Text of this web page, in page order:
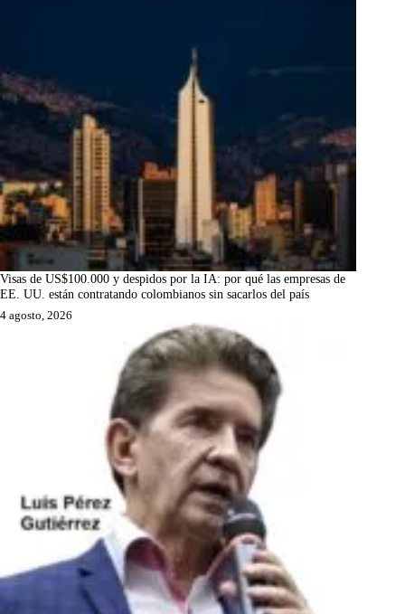
Visas de US$100.000 y despidos por la IA: por qué las empresas de
EE. UU. están contratando colombianos sin sacarlos del país
4 agosto, 2026